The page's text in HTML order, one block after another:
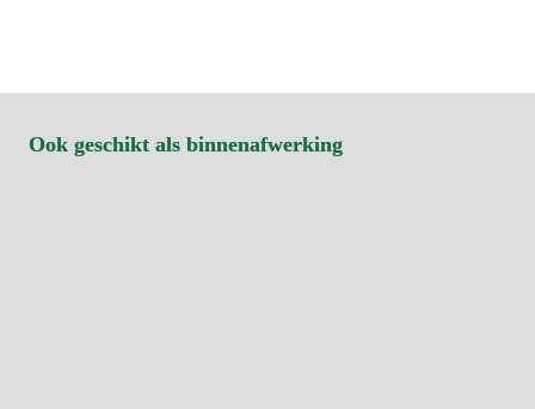
Ook geschikt als binnenafwerking